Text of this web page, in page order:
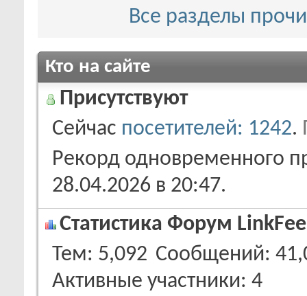
Все разделы
Кто на сайте
Присутствуют
Сейчас посетителей: 1242.
Рекорд одновременного
28.04.2026 в 20:47.
Статистика Форум
Тем 5,092 Сообщений
Активные участники 4